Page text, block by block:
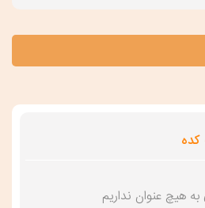
هیچ عنوان نداریم